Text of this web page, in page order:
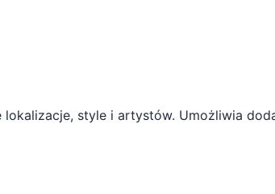
style i artystów. Umożliwia